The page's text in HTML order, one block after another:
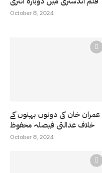
October 8, 2024
عمران خان کی دونوں بہنوں کے
خلاف عدالتی فیصلہ محفوظ
October 8, 2024